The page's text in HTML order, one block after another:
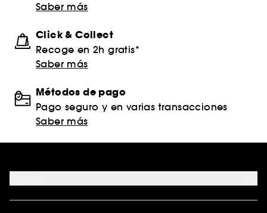
Saber más
Click & Collect
Recoge en 2h gratis*
Saber más
Métodos de pago
Pago seguro y en varias transacciones
Saber más
FAQ